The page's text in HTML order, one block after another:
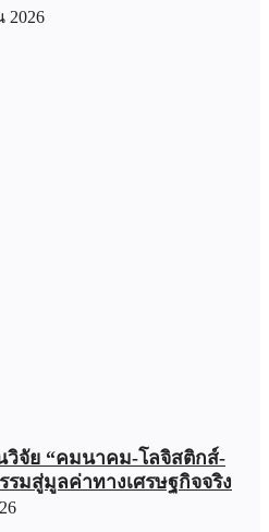
2026
จัย “คมนาคม-โลจิสติกส์-
รมสู่มูลค่าทางเศรษฐกิจจริง